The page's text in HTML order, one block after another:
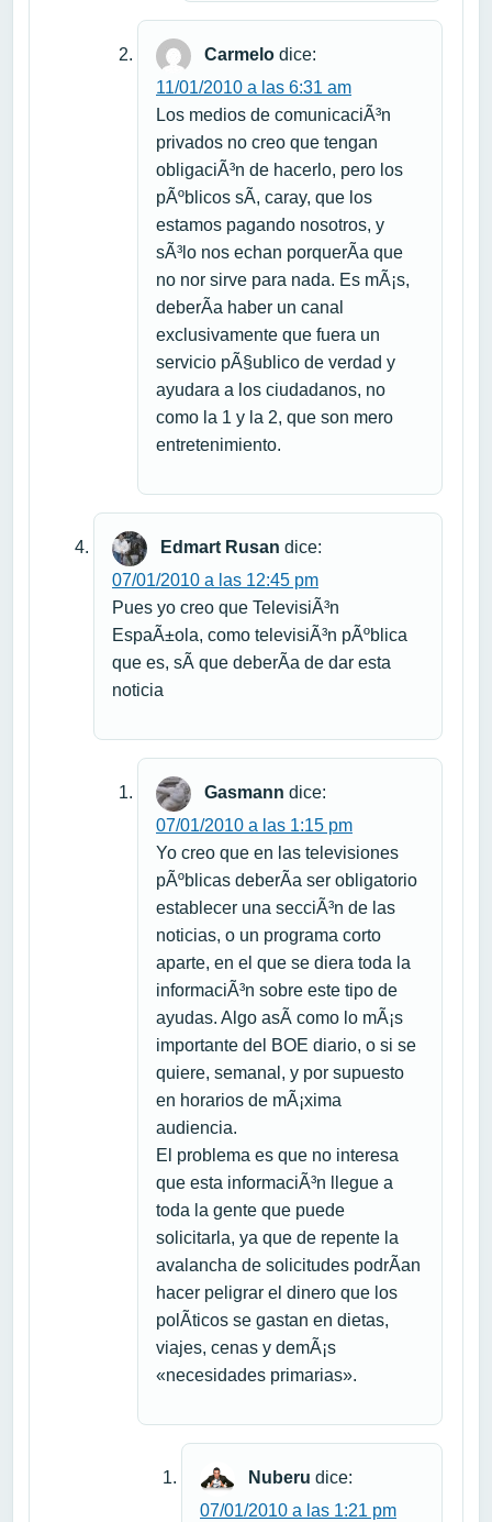
Carmelo dice:
11/01/2010 a las 6:31 am
Los medios de comunicaciÃ³n
privados no creo que tengan
obligaciÃ³n de hacerlo, pero los
pÃºblicos sÃ­, caray, que los
estamos pagando nosotros, y
sÃ³lo nos echan porquerÃ­a que
no nor sirve para nada. Es mÃ¡s,
deberÃ­a haber un canal
exclusivamente que fuera un
servicio pÃ§ublico de verdad y
ayudara a los ciudadanos, no
como la 1 y la 2, que son mero
entretenimiento.
Edmart Rusan dice:
07/01/2010 a las 12:45 pm
Pues yo creo que TelevisiÃ³n
EspaÃ±ola, como televisiÃ³n pÃºblica
que es, sÃ­ que deberÃ­a de dar esta
noticia
Gasmann dice:
07/01/2010 a las 1:15 pm
Yo creo que en las televisiones
pÃºblicas deberÃ­a ser obligatorio
establecer una secciÃ³n de las
noticias, o un programa corto
aparte, en el que se diera toda la
informaciÃ³n sobre este tipo de
ayudas. Algo asÃ­ como lo mÃ¡s
importante del BOE diario, o si se
quiere, semanal, y por supuesto
en horarios de mÃ¡xima
audiencia.
El problema es que no interesa
que esta informaciÃ³n llegue a
toda la gente que puede
solicitarla, ya que de repente la
avalancha de solicitudes podrÃ­an
hacer peligrar el dinero que los
polÃ­ticos se gastan en dietas,
viajes, cenas y demÃ¡s
«necesidades primarias».
Nuberu dice:
07/01/2010 a las 1:21 pm